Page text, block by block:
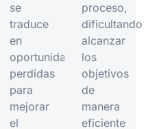
se
traduce
en
oportunidades
perdidas
para
mejorar
el
proceso,
dificultando
alcanzar
los
objetivos
de
manera
eficiente